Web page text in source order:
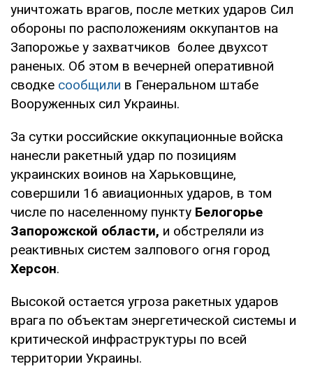
уничтожать врагов, после метких ударов Сил
обороны по расположениям оккупантов на
Запорожье у захватчиков более двухсот
раненых. Об этом в вечерней оперативной
сводке сообщили в Генеральном штабе
Вооруженных сил Украины.
За сутки российские оккупационные войска
нанесли ракетный удар по позициям
украинских воинов на Харьковщине,
совершили 16 авиационных ударов, в том
числе по населенному пункту Белогорье
Запорожской области, и обстреляли из
реактивных систем залпового огня город
Херсон.
Высокой остается угроза ракетных ударов
врага по объектам энергетической системы и
критической инфраструктуры по всей
территории Украины.